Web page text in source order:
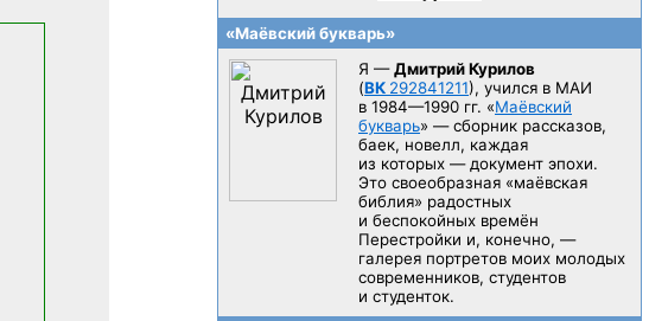
«Маёвский букварь»
Я —Дмитрий Курилов
(ВК 292841211), учился в МАИ
в 1984—1990 гг. «Маёвский
букварь» — сборник рассказов,
баек, новелл, каждая
из которых — документ эпохи.
Это своеобразная «маёвская
библия» радостных
и беспокойных времён
Перестройки и, конечно, —
галерея портретов моих молодых
современников, студентов
и студенток.